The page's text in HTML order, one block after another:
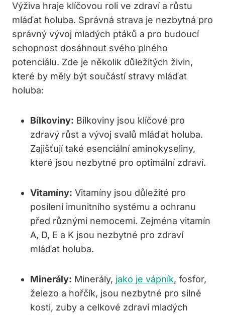
Výživa hraje klíčovou roli ve zdraví a růstu
mláďat holuba. Správná strava je nezbytná pro
správný vývoj mladých ptáků a pro budoucí
schopnost dosáhnout svého plného
potenciálu. Zde je několik důležitých živin,
které by měly být součástí stravy mláďat
holuba:
Bílkoviny: Bílkoviny jsou klíčové pro
zdravý růst a vývoj svalů mláďat holuba.
Zajišťují také esenciální aminokyseliny,
které jsou nezbytné pro optimální zdraví.
Vitamíny: Vitamíny jsou důležité pro
posílení imunitního systému a ochranu
před různými nemocemi. Zejména vitamín
A, D, E a K jsou nezbytné pro zdraví
mláďat holuba.
Minerály: Minerály, jako je vápník, fosfor,
železo a hořčík, jsou nezbytné pro silné
kosti, zuby a celkové zdraví mladých